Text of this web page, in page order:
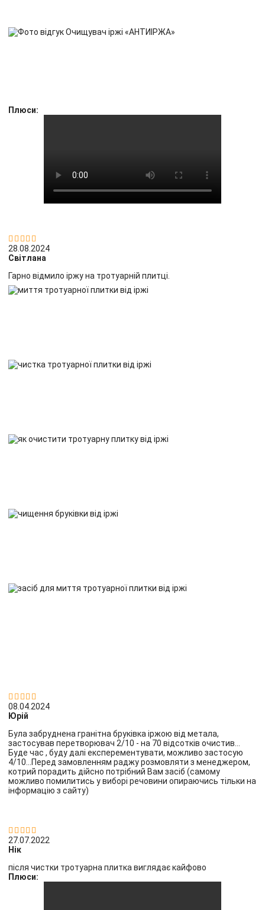
Плюси:


28.08.2024
Світлана
Гарно відмило іржу на тротуарній плитці.


08.04.2024
Юрій
Була забруднена гранітна бруківка іржою від метала,
застосував перетворювач 2/10 - на 70 відсотків очистив...
Буде час , буду далі експерементувати, можливо застосую
4/10...Перед замовленням раджу розмовляти з менеджером,
котрий порадить дійсно потрібний Вам засіб (самому
можливо помилитись у виборі речовини опираючись тільки на
інформацію з сайту)


27.07.2022
Нік
після чистки тротуарна плитка виглядає кайфово
Плюси: